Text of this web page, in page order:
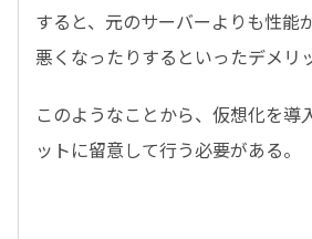
すると、元のサーバーよりも性能
悪くなったりするといったデメリ
このようなことから、仮想化を導
ットに留意して行う必要がある。